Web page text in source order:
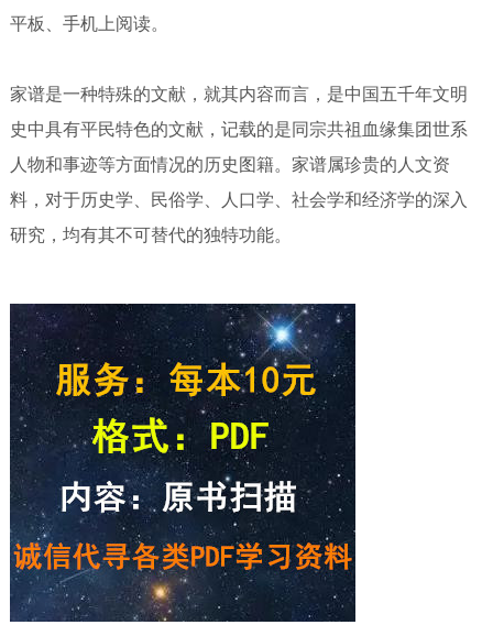
平板、手机上阅读。
家谱是一种特殊的文献，就其内容而言，是中国五千年文明
史中具有平民特色的文献，记载的是同宗共祖血缘集团世系
人物和事迹等方面情况的历史图籍。家谱属珍贵的人文资
料，对于历史学、民俗学、人口学、社会学和经济学的深入
研究，均有其不可替代的独特功能。